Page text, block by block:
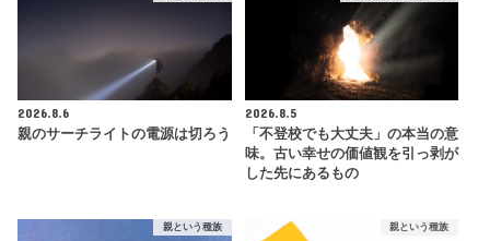
2026.8.6
親のサーチライトの電源は切ろう
2026.8.5
「不登校でも大丈夫」の本当の意
味。古い幸せの価値観を引っ剥が
した先にあるもの
親という種族 親という種族